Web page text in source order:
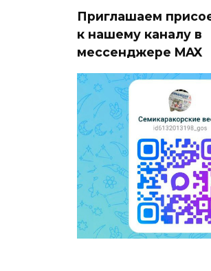
Приглашаем
к нашему каналу в
мессенджере MAX